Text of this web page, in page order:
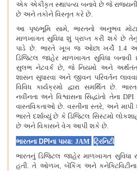
એક એકીકૃત સ્થાપત્ય બનાવે છે જે
છે અને તકોને વિસ્તૃત કરે છે
આ પૃષ્ઠભૂમિ સામે, ભારતનો અનુભવ
માળખાગત સુવિધા શું પ્રાપ્ત કરી શકે છે તેનું
પાડે છે. ભારતે ખૂબ જ ઓછા ખર્ચે 1.4
ડિજિટલ જાહેર માળખાગત સુવિધા બનાવી
સુલભ નેટવર્ક છે, જે નિયમો અને
શાસન સુધારવા અને જીવન પરિવર્તન
વિવિધ કાર્યક્રમો દ્વારા સમર્થિત છે .
નવીનતા અને વિશ્વાસના સિદ્ધાંતો તેના DPI
વાસ્તવિકતાઓ છે વસ્તીના સ્તરે, અને
ભારતે દર્શાવ્યું છે કે ડિજિટલ સિસ્ટમો
છે અને વિકાસને વેગ આપી શકે છે
ભારતના DPIના પાયા: JAM
ટ્રિનિટી
ભારતનું ડિજિટલ જાહેર માળખાગત સુવિધા
હતી .તે ઓળખ, બેંકિંગ અને કનેક્ટિવિટીના